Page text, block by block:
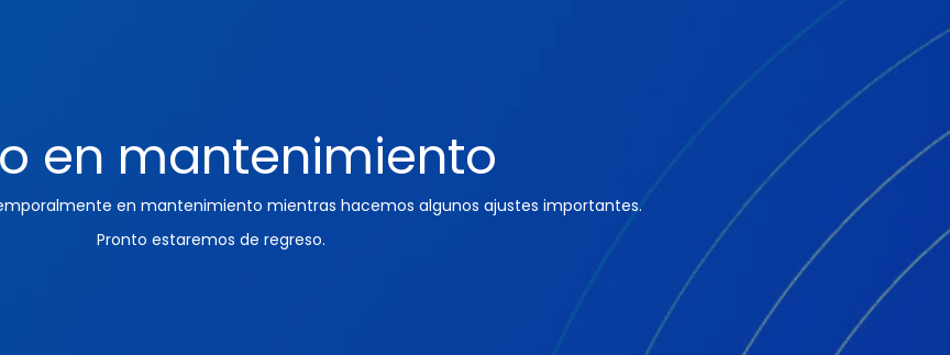
en mantenimiento
en mantenimiento mientras hacemos algunos ajustes importantes.
Pronto estaremos de regreso.